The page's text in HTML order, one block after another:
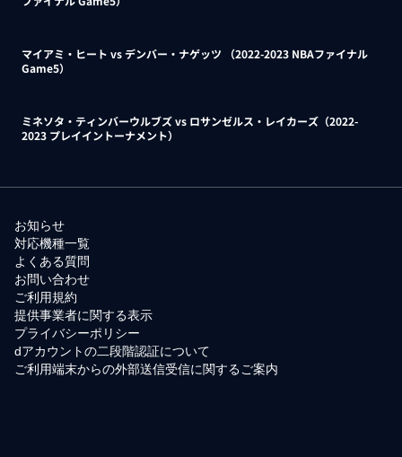
マイアミ・ヒート vs デンバー・ナゲッツ （2022-2023 NBAファイナル
Game5）
ミネソタ・ティンバーウルブズ vs ロサンゼルス・レイカーズ（2022-
2023 プレイイントーナメント）
お知らせ
対応機種一覧
よくある質問
お問い合わせ
ご利用規約
提供事業者に関する表示
プライバシーポリシー
dアカウントの二段階認証について
ご利用端末からの外部送信受信に関するご案内